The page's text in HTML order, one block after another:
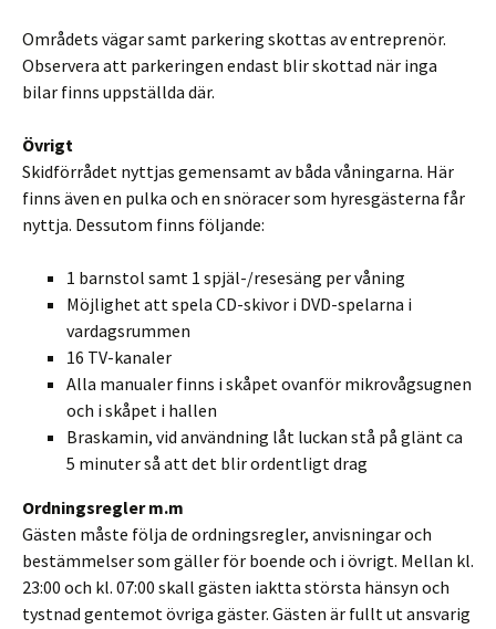
Områdets vägar samt parkering skottas av entreprenör.
Observera att parkeringen endast blir skottad när inga
bilar finns uppställda där.
Övrigt
Skidförrådet nyttjas gemensamt av båda våningarna. Här
finns även en pulka och en snöracer som hyresgästerna får
nyttja. Dessutom finns följande:
1 barnstol samt 1 spjäl-/resesäng per våning
Möjlighet att spela CD-skivor i DVD-spelarna i
vardagsrummen
16 TV-kanaler
Alla manualer finns i skåpet ovanför mikrovågsugnen
och i skåpet i hallen
Braskamin, vid användning låt luckan stå på glänt ca
5 minuter så att det blir ordentligt drag
Ordningsregler m.m
Gästen måste följa de ordningsregler, anvisningar och
bestämmelser som gäller för boende och i övrigt. Mellan kl.
23:00 och kl. 07:00 skall gästen iaktta största hänsyn och
tystnad gentemot övriga gäster. Gästen är fullt ut ansvarig